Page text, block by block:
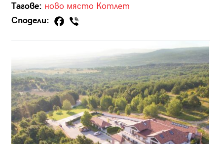
Тагове: ново място Котлет
Сподели: